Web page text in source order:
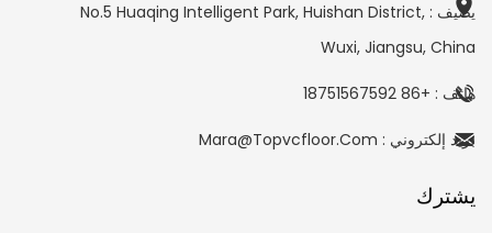
يضيف : No.5 Huaqing Intelligent Park, Huishan District,
Wuxi, Jiangsu, China
هاتف : +86 18751567592
بريد إلكتروني : Mara@topvcfloor.com
يشترك